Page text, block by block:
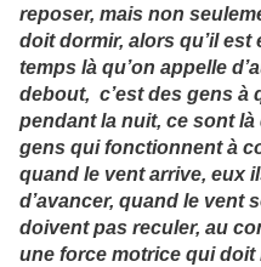
reposer, mais non
doit dormir, alors qu’il est
temps là qu’on appelle
debout, c’est des gens à
pendant la nuit, ce sont là
gens qui fonctionnent à
quand le vent arrive, eux
d’avancer, quand le vent
doivent pas reculer, au
une force motrice qui doit